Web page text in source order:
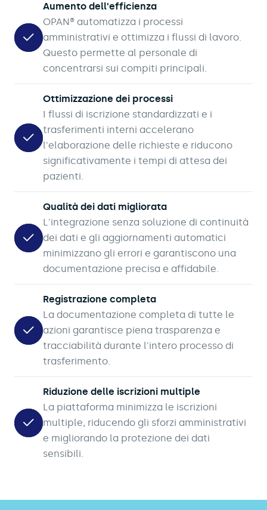
Aumento dell'efficienza
OPAN® automatizza i processi
amministrativi e ottimizza i flussi di lavoro.
Questo permette al personale di
concentrarsi sui compiti principali.
Ottimizzazione dei processi
I flussi di iscrizione standardizzati e i
trasferimenti interni accelerano
l'elaborazione delle richieste e riducono
significativamente i tempi di attesa dei
pazienti.
Qualità dei dati migliorata
L'integrazione senza soluzione di continuità
dei dati e gli aggiornamenti automatici
minimizzano gli errori e garantiscono una
documentazione precisa e affidabile.
Registrazione completa
La documentazione completa di tutte le
azioni garantisce piena trasparenza e
tracciabilità durante l'intero processo di
trasferimento.
Riduzione delle iscrizioni multiple
La piattaforma minimizza le iscrizioni
multiple, riducendo gli sforzi amministrativi
e migliorando la protezione dei dati
sensibili.